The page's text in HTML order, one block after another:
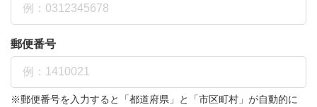
郵便番号
※郵便番号を入力すると「都道府県」と「市区町村」が自動的に